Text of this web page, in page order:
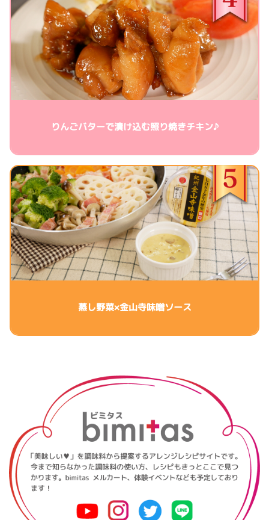
りんごバターで漬け込む照り焼きチキン♪
蒸し野菜×金山寺味噌ソース